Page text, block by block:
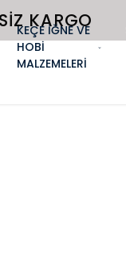
KARGO
KEÇE İĞNE VE
HOBİ
MALZEMELERİ